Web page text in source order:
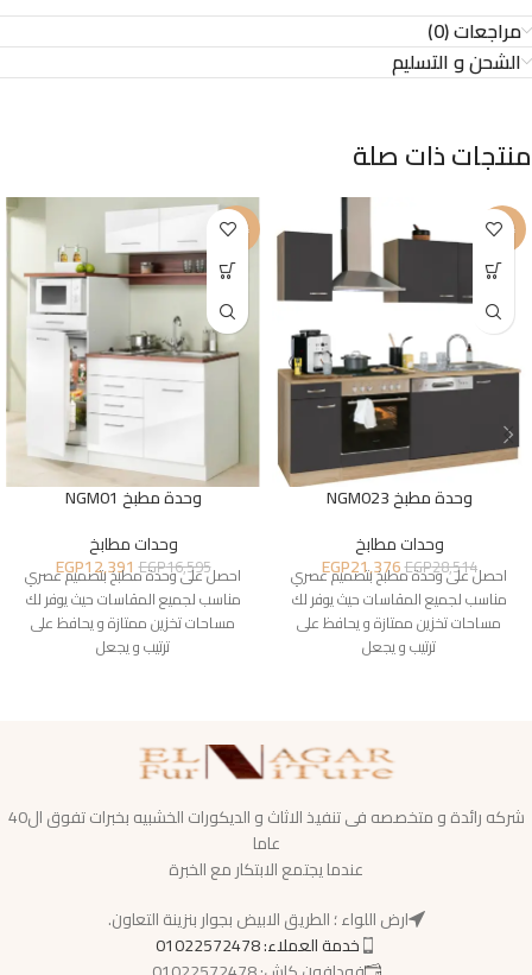
مراجعات (0)
الشحن و التسليم
منتجات ذات صلة
-25%
وحدة مطبخ NGM023
وحدات مطابخ
EGP28,514
EGP21,376
احصل على وحدة مطبخ بتصميم عصري
مناسب لجميع المقاسات حيث يوفر لك
مساحات تخزين ممتازة و يحافظ على
ترتيب و يجعل
-25%
وحدة مطبخ NGM01
وحدات مطابخ
EGP16,595
EGP12,391
احصل على وحدة مطبخ بتصميم عصري
مناسب لجميع المقاسات حيث يوفر لك
مساحات تخزين ممتازة و يحافظ على
ترتيب و يجعل
شركه رائدة و متخصصه فى تنفيذ الاثاث و الديكورات الخشبيه بخبرات تفوق ال40
عاما
عندما يجتمع الابتكار مع الخبرة
ارض اللواء ؛ الطريق الابيض بجوار بنزينة التعاون.
خدمة العملاء: 01022572478